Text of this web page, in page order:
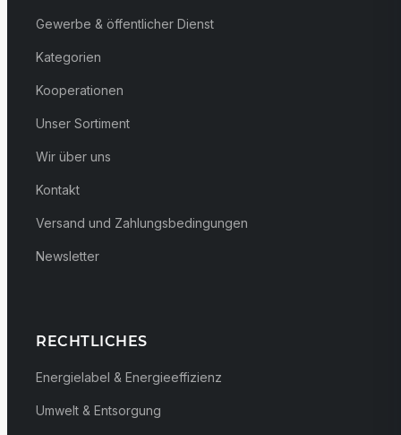
Gewerbe & öffentlicher Dienst
Kategorien
Kooperationen
Unser Sortiment
Wir über uns
Kontakt
Versand und Zahlungsbedingungen
Newsletter
RECHTLICHES
Energielabel & Energieeffizienz
Umwelt & Entsorgung